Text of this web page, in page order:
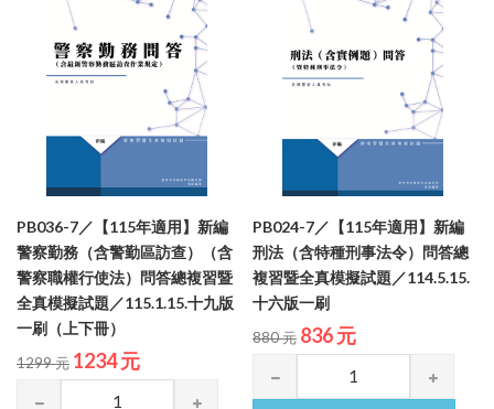
PB036-7／【115年適用】新編
警察勤務（含警勤區訪查）（含
警察職權行使法）問答總複習暨
全真模擬試題／115.1.15.十九版
一刷（上下冊）
1299 元 1234 元
PB024-7／【115年適用】新編
刑法（含特種刑事法令）問答總
複習暨全真模擬試題／114.5.15.
十六版一刷
880 元 836 元